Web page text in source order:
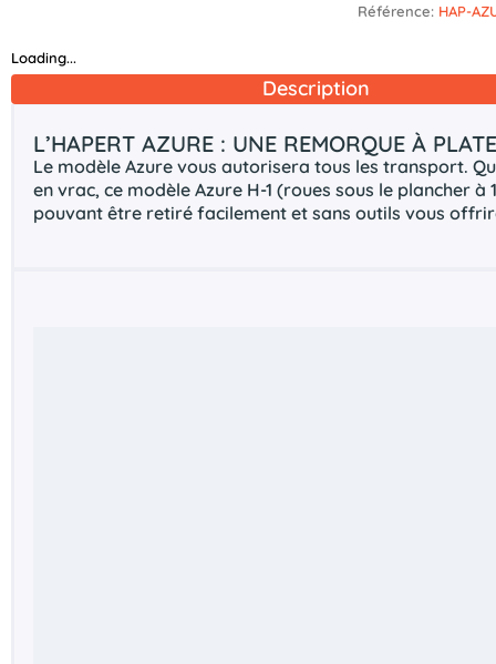
Référence: HAP-
Loading...
Description
L’HAPERT AZURE : UNE REMORQUE À
Le modèle Azure vous autorisera tous les transport.
en vrac, ce modèle Azure H-1 (roues sous le plancher
pouvant être retiré facilement et sans outils vous